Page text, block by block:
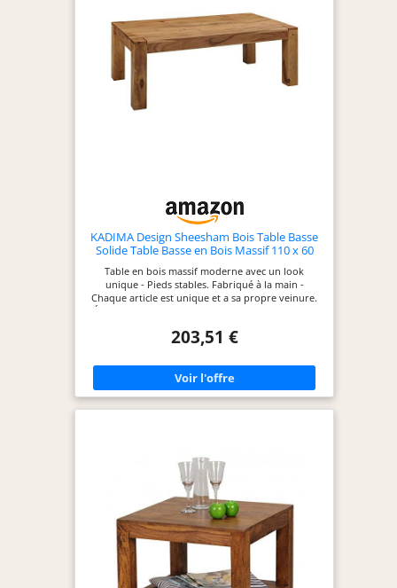
KADIMA Design Sheesham Bois Table Basse
Solide Table Basse en Bois Massif 110 x 60
Table en bois massif moderne avec un look
unique - Pieds stables. Fabriqué à la main -
Chaque article est unique et a sa propre veinure.
Étant donné qu'il s'agit d'un produit naturel, des
possibles. Produit certifié FSC : fabriqué à partir
matériaux utilisés. Dimensions de la table en bois :
largeur : 110 cm - hauteur : 40 cm - profondeur :
60 cm - autres dimensions : voir la description de
l'article.
203,51 €